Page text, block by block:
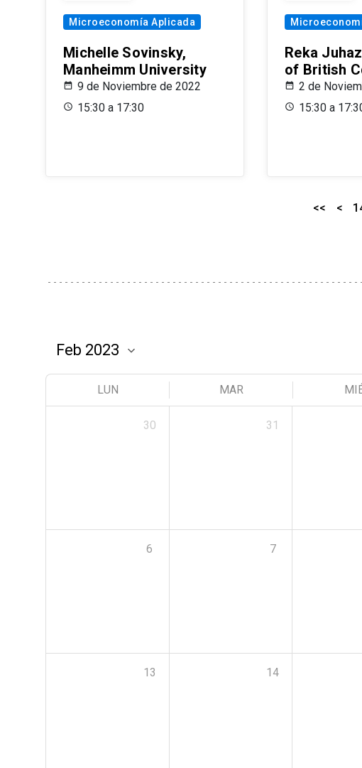
Microeconomía Aplicada
Michelle Sovinsky,
Manheimm University
9 de Noviembre de 2022
15:30 a 17:30
Reka
of British
2 de
15:30 a
<< <
LUN MAR
30 31
6 7
13 14